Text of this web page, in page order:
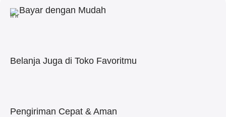
Bayar dengan Mudah
Belanja Juga di Toko Favoritmu
Pengiriman Cepat & Aman